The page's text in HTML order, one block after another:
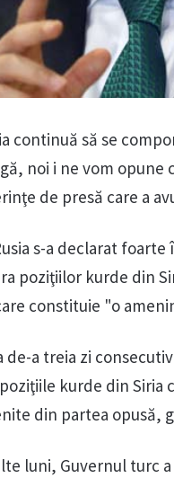
continuă să se
noi i ne vom
de presă care a
s-a declarat
poziţiilor kurde din
constituie "o
de-a treia zi
kurde din Siria
din partea opusă,
luni, Guvernul turc